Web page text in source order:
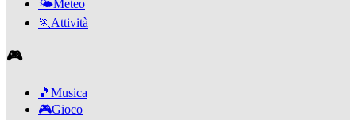
🌤️Meteo
🏃 Attività
🎮
🎵 Musica
🎮Gioco